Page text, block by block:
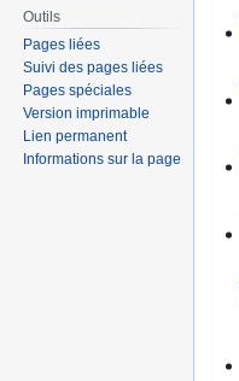
Outils
Pages liées
Suivi des pages liées
Pages spéciales
Version imprimable
Lien permanent
Informations sur la page